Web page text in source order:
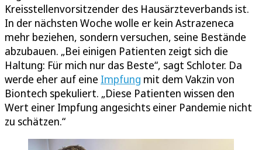
Kreisstellenvorsitzender des Hausärzteverbands ist.
In der nächsten Woche wolle er kein Astrazeneca
mehr beziehen, sondern versuchen, seine Bestände
abzubauen. „Bei einigen Patienten zeigt sich die
Haltung: Für mich nur das Beste“, sagt Schloter. Da
werde eher auf eine Impfung mit dem Vakzin von
Biontech spekuliert. „Diese Patienten wissen den
Wert einer Impfung angesichts einer Pandemie nicht
zu schätzen.“